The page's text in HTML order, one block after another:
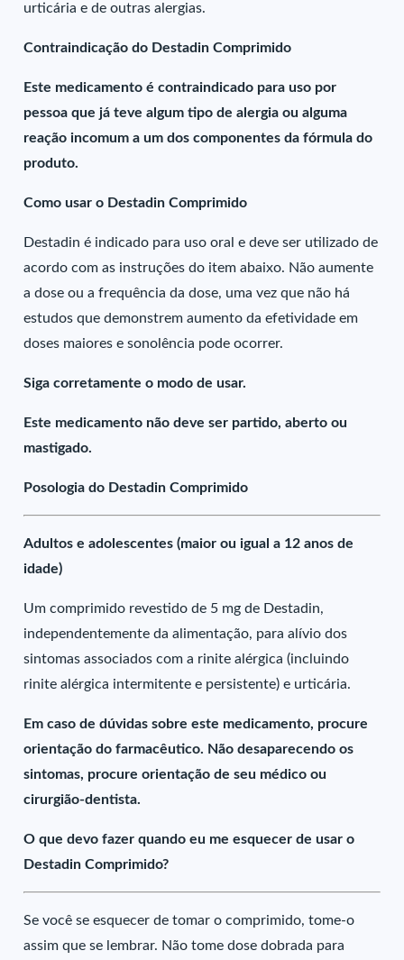
urticária e de outras alergias.
Contraindicação do Destadin Comprimido
Este medicamento é contraindicado para uso por
pessoa que já teve algum tipo de alergia ou alguma
reação incomum a um dos componentes da fórmula do
produto.
Como usar o Destadin Comprimido
Destadin é indicado para uso oral e deve ser utilizado de
acordo com as instruções do item abaixo. Não aumente
a dose ou a frequência da dose, uma vez que não há
estudos que demonstrem aumento da efetividade em
doses maiores e sonolência pode ocorrer.
Siga corretamente o modo de usar.
Este medicamento não deve ser partido, aberto ou
mastigado.
Posologia do Destadin Comprimido
Adultos e adolescentes (maior ou igual a 12 anos de
idade)
Um comprimido revestido de 5 mg de Destadin,
independentemente da alimentação, para alívio dos
sintomas associados com a rinite alérgica (incluindo
rinite alérgica intermitente e persistente) e urticária.
Em caso de dúvidas sobre este medicamento, procure
orientação do farmacêutico. Não desaparecendo os
sintomas, procure orientação de seu médico ou
cirurgião-dentista.
O que devo fazer quando eu me esquecer de usar o
Destadin Comprimido?
Se você se esquecer de tomar o comprimido, tome-o
assim que se lembrar. Não tome dose dobrada para